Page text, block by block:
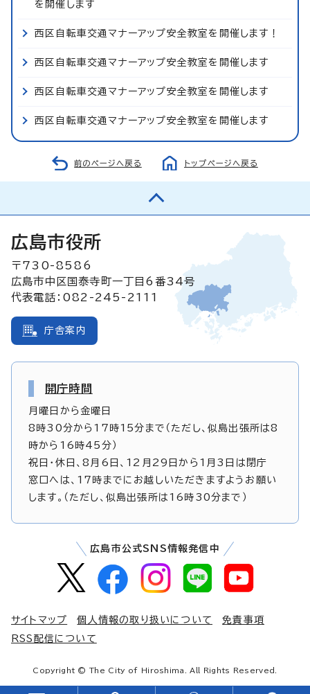
を開催します
西区自転車交通マナーアップ安全教室を開催します！
西区自転車交通マナーアップ安全教室を開催します
西区自転車交通マナーアップ安全教室を開催します
西区自転車交通マナーアップ安全教室を開催します
前のページへ戻る トップページへ戻る
広島市役所
〒730-8586
広島市中区国泰寺町一丁目6番34号
代表電話：082-245-2111
庁舎案内
開庁時間
月曜日から金曜日
8時30分から17時15分まで（ただし、似島出張所は8
時から16時45分）
祝日・休日、8月6日、12月29日から1月3日は閉庁
窓口へは、17時までにお越しいただきますようお願い
します。（ただし、似島出張所は16時30分まで）
広島市公式SNS情報発信中
サイトマップ 個人情報の取り扱いについて
免責事項
RSS配信について
Copyright © The City of Hiroshima. All Rights Reserved.